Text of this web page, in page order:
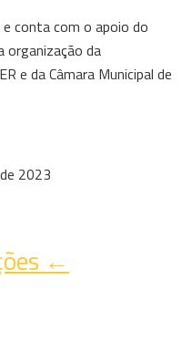
conta com o apoio do
organização da
e da Câmara Municipal de
2023
←